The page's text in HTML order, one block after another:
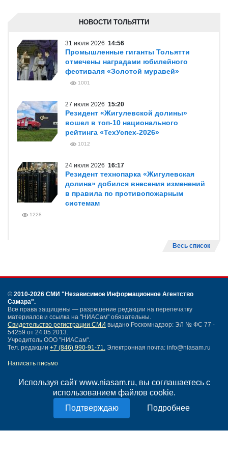
Используя сайт www.niasam.ru, вы соглашаетесь с
использованием файлов cookie.
Подробнее
НОВОСТИ ТОЛЬЯТТИ
31 июля 2026 14:56
Промышленные гиганты Тольятти
отмечены наградами юбилейного
фестиваля «Золотой муравей»
1001
27 июля 2026 15:20
Резидент «Жигулевской долины»
вошел в топ-10 национального
рейтинга «ТехУспех-2026»
1012
24 июля 2026 16:17
Резидент технопарка «Жигулевская
долина» добился внесения изменений
в правила по противопожарным
системам
1228
Весь список
© 2010-2026 СМИ "Независимое Информационное Агентство
Самара".
Все права защищены — разрешение редакции на перепечатку
материалов и ссылка на "НИАСам" обязательны.
Свидетельство регистрации СМИ выдано Роскомнадзор: ЭЛ № ФС 77 -
54259 от 24.05.2013.
Учредитель ООО "НИАСам".
Тел. редакции +7 (846) 990-91-71. Электронная почта: info@niasam.ru
Написать письмо
Нашли ошибку?
Политика конфиденциальности
Согласие на обработку персональных данных